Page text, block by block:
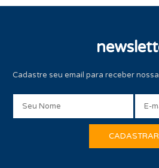
Cadastre seu email para receber